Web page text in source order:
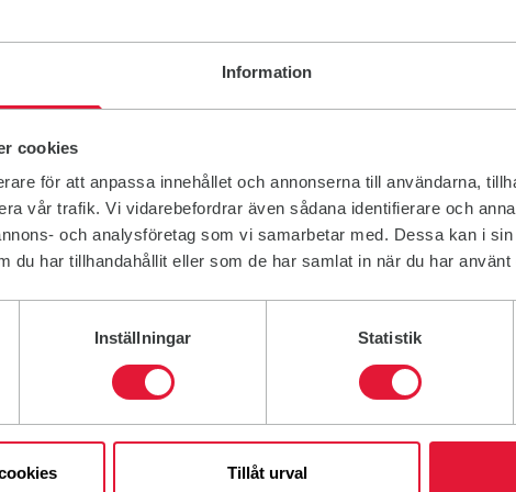
Information
cookies
för att anpassa innehållet och annonserna till användarna,
vår trafik. Vi vidarebefordrar även sådana identifierare och
och analysföretag som vi samarbetar med. Dessa kan i
du har tillhandahållit eller som de har samlat in när du har använt
Inställningar Statistik
Tillåt urval
till vår mejlgrupp. I de här mejlen informerar vi till
eller genom att skicka ett mejl till